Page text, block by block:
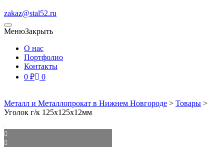
zakaz@stal52.ru
МенюЗакрыть
О нас
Портфолио
Контакты
0 ₽ 0
Металл и Металлопрокат в Нижнем Новгороде > Товары >
Уголок г/к 125x125x12мм